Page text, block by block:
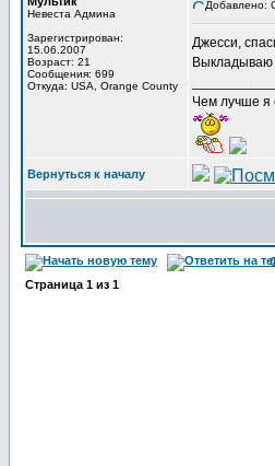
Невеста Админа
Зарегистрирован:
15.06.2007
Возраст: 21
Сообщения: 699
Откуда: USA, Orange County
Добавлено:
Джесси,
Выкладываю
Чем лучше я
Вернуться к началу
Страница 1 из 1